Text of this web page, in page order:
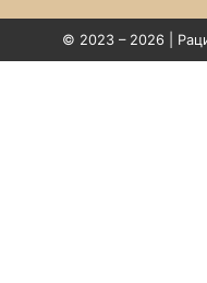
© 2023 – 2026 |